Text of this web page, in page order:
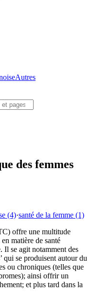
Autres
des femmes
(4)·santé de la femme (1)
offre une multitude
matière de santé
Il se agit notamment des
qui se produisent autour du
ou chroniques (telles que
ainsi offrir un
et plus tard dans la